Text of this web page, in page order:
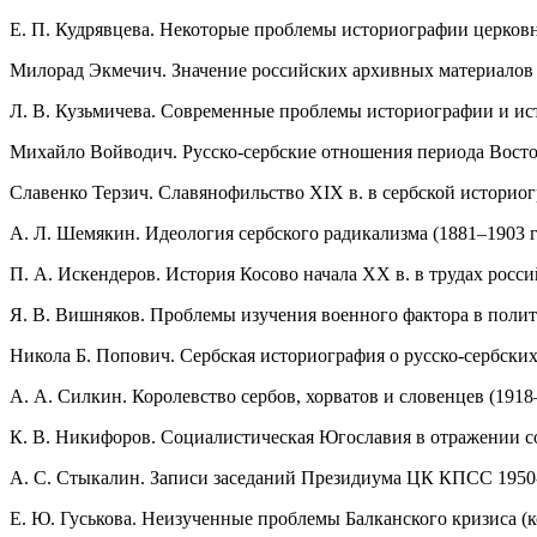
Е. П. Кудрявцева. Некоторые проблемы историографии
Милорад Экмечич. Значение российских архивных
Л. В. Кузьмичева. Современные проблемы историографии и
Михайло Войводич. Русско-сербские отношения периода
Славенко Терзич. Славянофильство XIX в. в сербской
А. Л. Шемякин. Идеология сербского радикализма (1881–1903
П. А. Искендеров. История Косово начала XX в. в трудах
Я. В. Вишняков. Проблемы изучения военного фактора в
Никола Б. Попович. Сербская историография о русско-
А. А. Силкин. Королевство сербов, хорватов и словенцев
К. В. Никифоров. Социалистическая Югославия в отражении
А. С. Стыкалин. Записи заседаний Президиума ЦК КПСС
Е. Ю. Гуськова. Неизученные проблемы Балканского кризиса